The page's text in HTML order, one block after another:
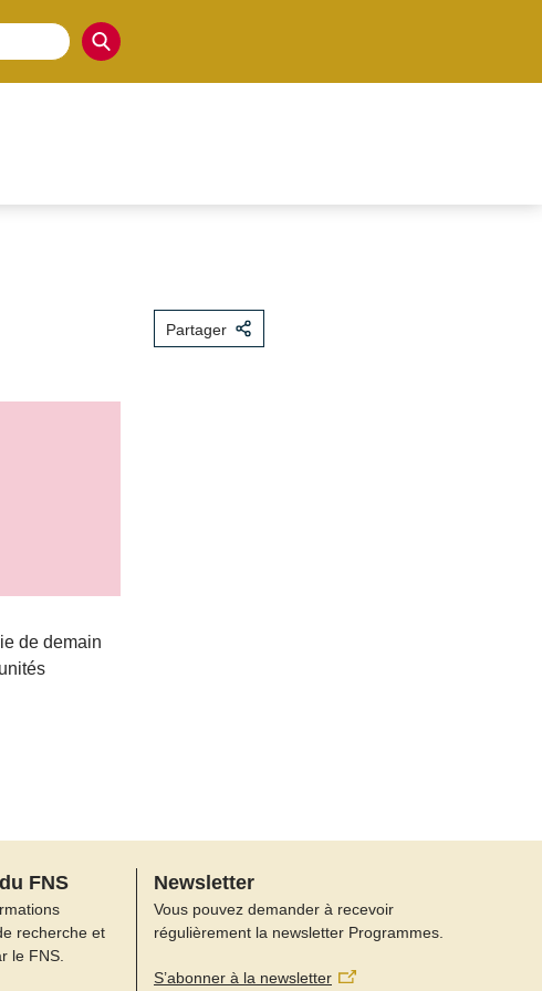
de demain
Partager
FNS
recherche et
le FNS.
Newsletter
Vous pouvez demander à recevoir
régulièrement la newsletter Programmes.
S’abonner à la newsletter